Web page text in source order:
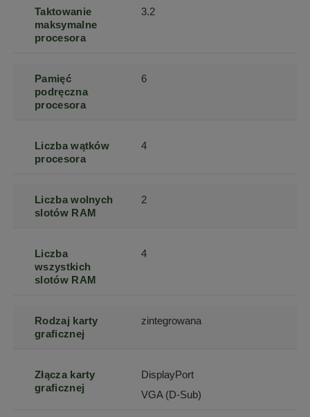
Taktowanie
maksymalne
procesora
3.2
Pamięć
podręczna
procesora
6
Liczba wątków
procesora
4
Liczba wolnych
slotów RAM
2
Liczba
wszystkich
slotów RAM
4
Rodzaj karty
graficznej
zintegrowana
Złącza karty
graficznej
DisplayPort
VGA (D-Sub)